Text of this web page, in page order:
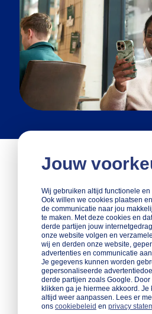
Jouw
Wij gebruiken altijd functionele
Ook willen we cookies plaatsen
de communicatie naar jou
te maken. Met deze cookies en
derde partijen jouw
onze website volgen en
wij en derden onze website,
advertenties en communicatie
Je gegevens kunnen worden
gepersonaliseerde
derde partijen zoals Google. Door
klikken ga je hiermee akkoord. Je
altijd weer aanpassen. Lees er
ons cookiebeleid en privacy
Groeien met
Qredits
De samenwerking met Qredits
financiering. Naarmate haar
ook de vragen. Over
focus en de volgende stappen.
Traiënne begeleid door coach
met Edwin is geweldig. Veel
omgeving zijn zzp'er. Maar